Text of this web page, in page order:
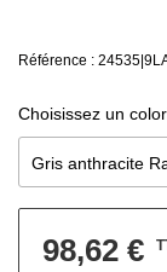
Référence :
Choisissez un
Gris anthracite
98,62 €